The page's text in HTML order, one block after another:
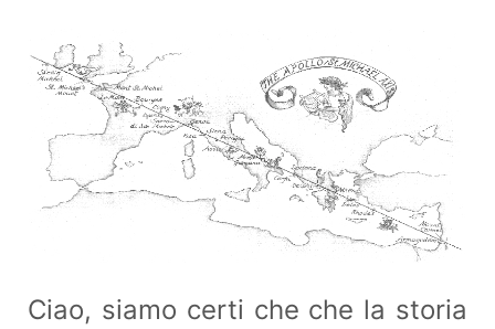
Ciao, siamo certi che che la storia